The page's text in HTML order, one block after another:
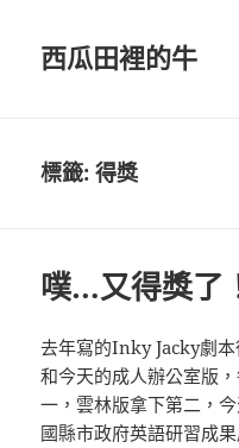
西瓜田裡的牛
標籤:得獎
噗…又得獎了
去年寫的Inky Jacky劇
和今天的成人辦公室版
一，雲林版拿下第二，
國縣市政府英語研習成